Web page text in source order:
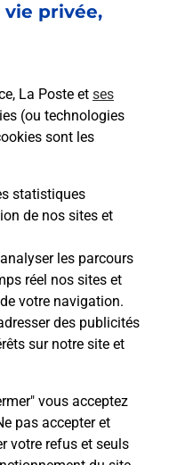
privée,
La Poste et ses
(ou technologies
sont les
statistiques
de nos sites et
les parcours
réel nos sites et
votre navigation.
des publicités
sur notre site et
vous acceptez
pas accepter et
votre refus et seuls
depuis : REIMS
toutes les
il pour
?
?
le